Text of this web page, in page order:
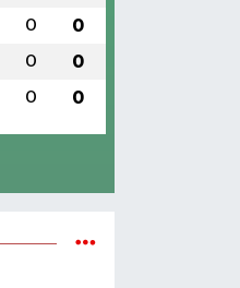
0 0
0 0
0 0